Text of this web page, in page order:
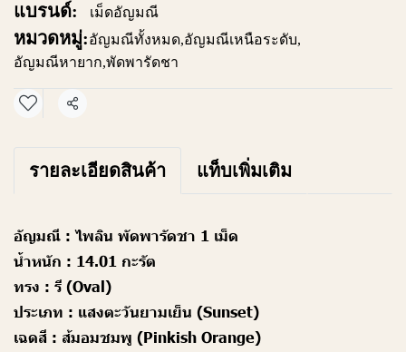
แบรนด์: เม็ดอัญมณี
หมวดหมู่:อัญมณีทั้งหมด,อัญมณีเหนือระดับ,
อัญมณีหายาก,พัดพารัดชา
แชร์
รายละเอียดสินค้า แท็บเพิ่มเติม
อัญมณี : ไพลิน พัดพารัดชา 1 เม็ด
น้ำหนัก : 14.01 กะรัต
ทรง : รี (Oval)
ประเภท : แสงตะวันยามเย็น (Sunset)
เฉดสี : ส้มอมชมพู (Pinkish Orange)